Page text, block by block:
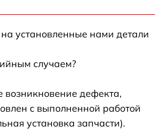
на установленные нами детали
случаем?
возникновение дефекта,
с выполненной работой
установка запчасти).